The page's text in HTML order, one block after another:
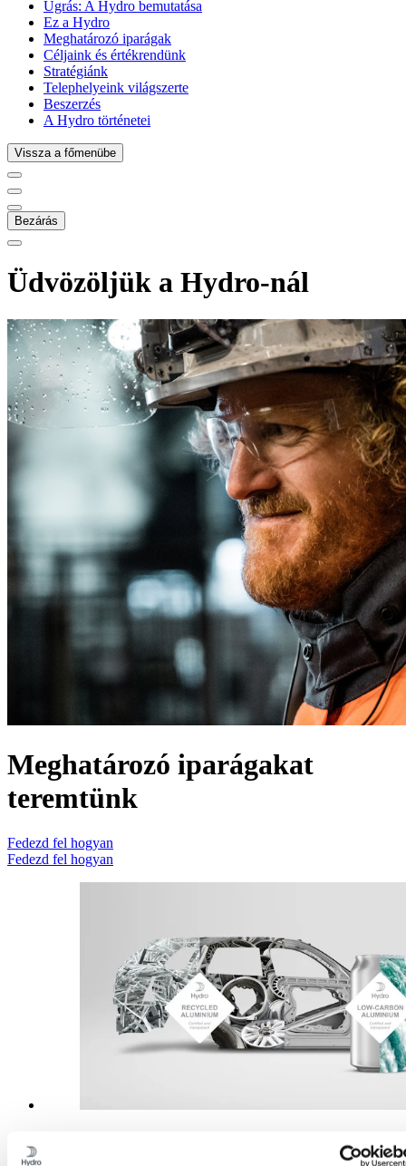
Ugrás: A Hydro bemutatása
Ez a Hydro
Meghatározó iparágak
Céljaink és értékrendünk
Stratégiánk
Telephelyeink világszerte
Beszerzés
A Hydro történetei
Vissza a főmenübe
Bezárás
Üdvözöljük a Hydro-nál
Meghatározó iparágakat
teremtünk
Fedezd fel hogyan
Fedezd fel hogyan